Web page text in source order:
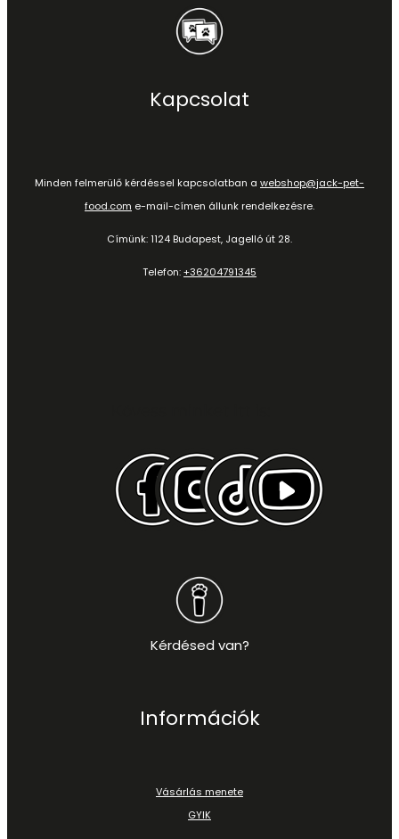
Kapcsolat
Minden felmerülő kérdéssel kapcsolatban a webshop@jack-pet-
food.com e-mail-címen állunk rendelkezésre.
Címünk: 1124 Budapest, Jagelló út 28.
Telefon:+36204791345
Kérdésed van?
Információk
Vásárlás menete
GYIK